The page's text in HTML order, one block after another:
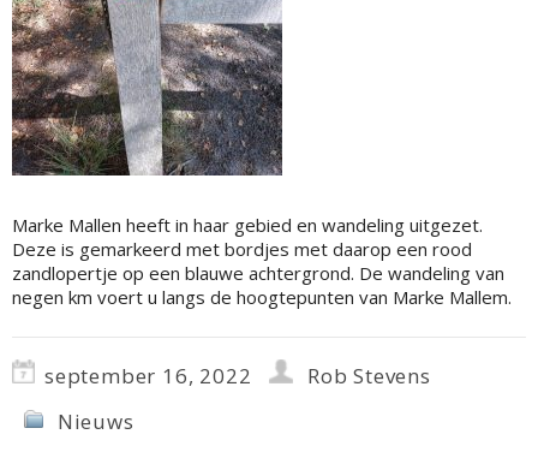
Marke Mallen heeft in haar gebied en wandeling uitgezet.
Deze is gemarkeerd met bordjes met daarop een rood
zandlopertje op een blauwe achtergrond. De wandeling van
negen km voert u langs de hoogtepunten van Marke Mallem.
september 16, 2022
Rob Stevens
Nieuws